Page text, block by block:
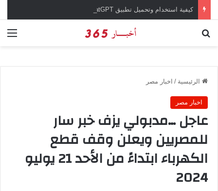
الرئيسية / اخبار مصر
اخبار مصر
عاجل …مدبولي يزف خبر سار
للمصريين ويعلن وقف قطع
الكهرباء ابتداءً من الأحد 21 يوليو
2024